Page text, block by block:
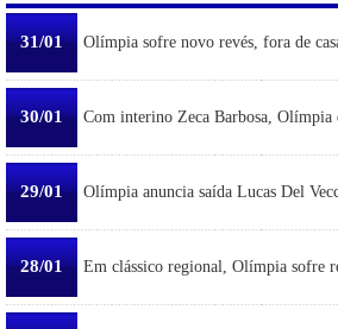
31/01 Olímpia sofre novo revés, fora de
30/01 Com interino Zeca Barbosa, Olímpia
29/01 Olímpia anuncia saída Lucas Del
28/01 Em clássico regional, Olímpia sofre